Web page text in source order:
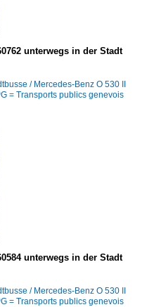
unterwegs in der Stadt
/ Mercedes-Benz O 530 II
= Transports publics genevois
unterwegs in der Stadt
/ Mercedes-Benz O 530 II
= Transports publics genevois